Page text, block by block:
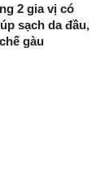
2 gia vị có
sạch da đầu,
gàu